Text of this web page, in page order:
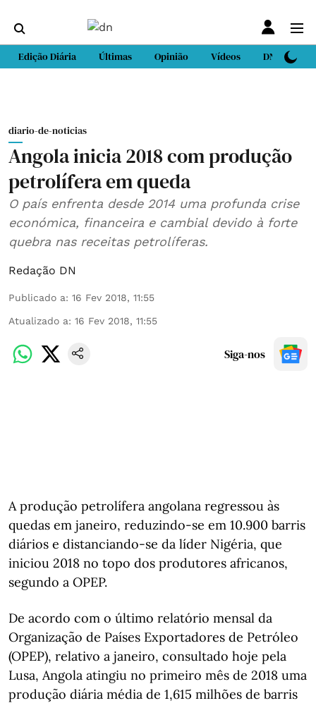
Edição Diária Últimas Opinião Vídeos DN Sport
diario-de-noticias
Angola inicia 2018 com produção
petrolífera em queda
O país enfrenta desde 2014 uma profunda crise
económica, financeira e cambial devido à forte
quebra nas receitas petrolíferas.
Redação DN
Publicado a: 16 Fev 2018, 11:55
Atualizado a: 16 Fev 2018, 11:55
Siga-nos
A produção petrolífera angolana regressou às
quedas em janeiro, reduzindo-se em 10.900 barris
diários e distanciando-se da líder Nigéria, que
iniciou 2018 no topo dos produtores africanos,
segundo a OPEP.
De acordo com o último relatório mensal da
Organização de Países Exportadores de Petróleo
(OPEP), relativo a janeiro, consultado hoje pela
Lusa, Angola atingiu no primeiro mês de 2018 uma
produção diária média de 1,615 milhões de barris